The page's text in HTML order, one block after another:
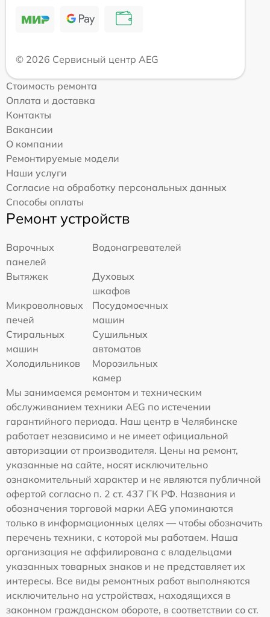
© 2026 Сервисный центр AEG
Стоимость ремонта
Оплата и доставка
Контакты
Вакансии
О компании
Ремонтируемые модели
Наши услуги
Согласие на обработку персональных данных
Способы оплаты
Ремонт устройств
Варочных
панелей
Водонагревателей
Вытяжек
Духовых
шкафов
Микроволновых
печей
Посудомоечных
машин
Стиральных
машин
Сушильных
автоматов
Холодильников
Морозильных
камер
Мы занимаемся ремонтом и техническим
обслуживанием техники AEG по истечении
гарантийного периода. Наш центр в Челябинске
работает независимо и не имеет официальной
авторизации от производителя. Цены на ремонт,
указанные на сайте, носят исключительно
ознакомительный характер и не являются публичной
офертой согласно п. 2 ст. 437 ГК РФ. Названия и
обозначения торговой марки AEG упоминаются
только в информационных целях — чтобы обозначить
перечень техники, с которой мы работаем. Наша
организация не аффилирована с владельцами
указанных товарных знаков и не представляет их
интересы. Все виды ремонтных работ выполняются
исключительно на устройствах, находящихся в
законном гражданском обороте, в соответствии со ст.